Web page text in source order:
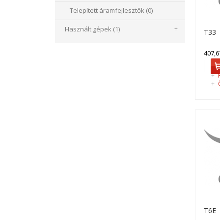
Telepített áramfejlesztők (0)
Használt gépek (1) + T33
+
+
T6E